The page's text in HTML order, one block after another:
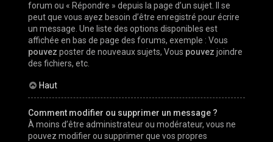
forum ou « Répondre » depuis la page d’un sujet. Il se
peut que vous ayez besoin d’être enregistré pour écrire
un message. Une liste des options disponibles est
affichée en bas de page des forums, exemple : Vous
pouvez poster de nouveaux sujets, Vous pouvez joindre
des fichiers, etc.
Haut
Comment modifier ou supprimer un message ?
À moins d’être administrateur ou modérateur, vous ne
pouvez modifier ou supprimer que vos propres